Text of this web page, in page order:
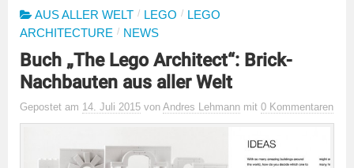
AUS ALLER WELT / LEGO / LEGO
ARCHITECTURE / NEWS
Buch „The Lego Architect“: Brick-
Nachbauten aus aller Welt
Gepostet am 14. Juli 2015 von Andres Lehmann mit 0 Kommentaren